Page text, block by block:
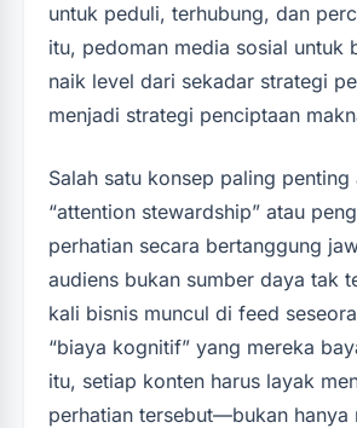
untuk peduli, terhubung, dan
itu, pedoman media sosial untuk
naik level dari sekadar strategi
menjadi strategi penciptaan
Salah satu konsep paling penting
“attention stewardship” atau
perhatian secara bertanggung
audiens bukan sumber daya tak
kali bisnis muncul di feed
“biaya kognitif” yang mereka
itu, setiap konten harus layak
perhatian tersebut—bukan hanya